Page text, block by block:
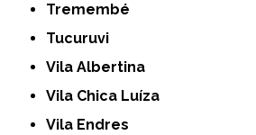
Tremembé
Tucuruvi
Vila Albertina
Vila Chica Luíza
Vila Endres